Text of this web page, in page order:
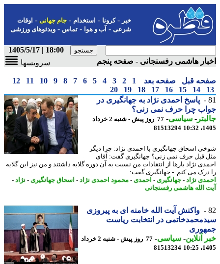
-کرونا-استخدام- جام جهانی-اوقات
شرعی-آب و هوا-تماس-ویدئوهای ورزشی
18:00 | 1405/5/17
هاشمی رفسنجانی - صفحه پنجم
سرویسها
قبل صفحه بعد 1
2
3
4
5
6
7
8
9
10
11
12
14
15
16
17
18
19
20
پاسخ احمدی نژاد به جهانگیری در
چرا حرف نمی زنی؟
-سیاسی-
77 روز پیش - شنبه 2 خرداد
81513294
اسحاق جهانگیری با احمدی نژاد: چرا دیگر
قبل حرف نمی زنی؟ جهانگیری گفت: آقای
نژاد بارها از انتقادات من نسبت به آن دوره گلایه داشتند و من نیز این گلایه
می کنم. - جهانگیری گفت:
نژاد -جهانگیری- احمدی-محمود احمدی نژاد -اسحاق جهانگیری- نژاد -
الله هاشمی رفسنجانی
واکنش آیت الله خامنه ای به پیروزی
در انتخابت ریاست
آنلاین-سیاسی-
77 روز پیش - شنبه 2 خرداد
81513234